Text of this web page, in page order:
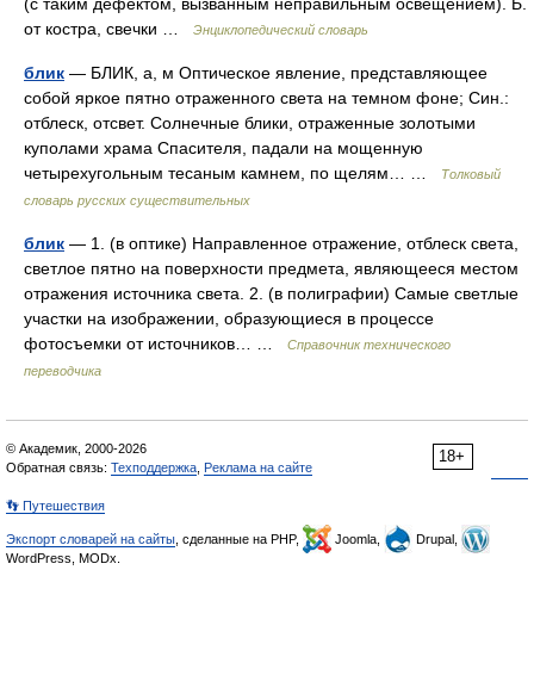
от костра, свечки …
Энциклопедический словарь
блик — БЛИК, а, м Оптическое явление, представляющее
собой яркое пятно отраженного света на темном фоне; Син.:
отблеск, отсвет. Солнечные блики, отраженные золотыми
куполами храма Спасителя, падали на мощенную
четырехугольным тесаным камнем, по щелям… …
Толковый
словарь русских существительных
блик — 1. (в оптике) Направленное отражение, отблеск света,
светлое пятно на поверхности предмета, являющееся местом
отражения источника света. 2. (в полиграфии) Самые светлые
участки на изображении, образующиеся в процессе
фотосъемки от источников… …
Справочник технического
переводчика
18+
© Академик, 2000-2026
Обратная связь: Техподдержка Реклама на сайте
👣 Путешествия
Экспорт словарей на сайты , сделанные на PHP, Joomla,
Drupal,
WordPress, MODx.